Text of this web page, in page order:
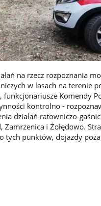
na rzecz rozpoznania
w lasach na terenie
Komendy
kontrolno -
działań ratowniczo-
Zamrzenica i Żołędowo.
tych punktów, dojazdy